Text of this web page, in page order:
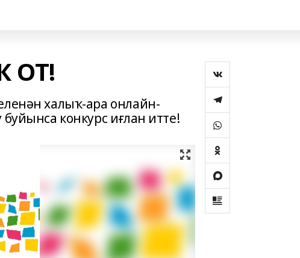
ОТ!
халыҡ-ара онлайн-
конкурс иғлан итте!